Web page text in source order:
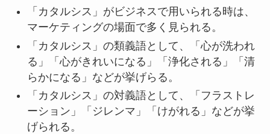
「カタルシス」がビジネスで用いられる時は、
マーケティングの場面で多く見られる。
「カタルシス」の類義語として、「心が洗われ
る」「心がきれいになる」「浄化される」「清
らかになる」などが挙げらる。
「カタルシス」の対義語として、「フラストレ
ーション」「ジレンマ」「けがれる」などが挙
げられる。